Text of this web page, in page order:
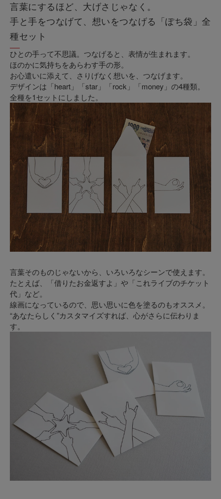
言葉にするほど、大げさじゃなく。
手と手をつなげて、想いをつなげる「ぽち袋」全
種セット
ひとの手って不思議。つなげると、表情が生まれます。
ほのかに気持ちをあらわす手の形。
お心遣いに添えて、さりげなく想いを、つなげます。
デザインは「heart」「star」「rock」「money」の4種類。
全種を1セットにしました。
言葉そのものじゃないから、いろいろなシーンで使えます。
たとえば、「借りたお金返すよ」や「これライブのチケット
代」など。
線画になっているので、思い思いに色を塗るのもオススメ。
“あなたらしく”カスタマイズすれば、心がさらに伝わりま
す。